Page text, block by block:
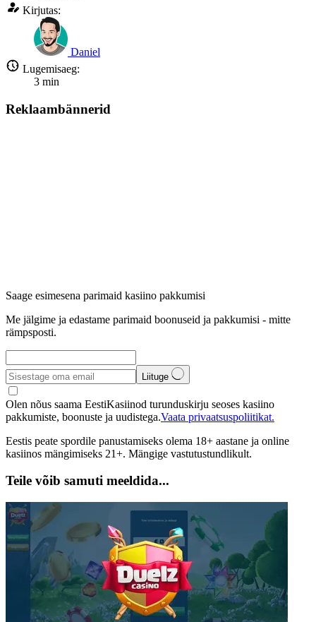
Kirjutas:
Daniel
Lugemisaeg:
3 min
Reklaambännerid
Saage esimesena parimaid kasiino pakkumisi
Me jälgime ja edastame parimaid boonuseid ja pakkumisi - mitte
rämpsposti.
Liituge
Olen nõus saama EestiKasiinod turunduskirju seoses kasiino
pakkumiste, boonuste ja uudistega.Vaata privaatsuspoliitikat.
Eestis peate spordile panustamiseks olema 18+ aastane ja online
kasiinos mängimiseks 21+. Mängige vastutustundlikult.
Teile võib samuti meeldida...